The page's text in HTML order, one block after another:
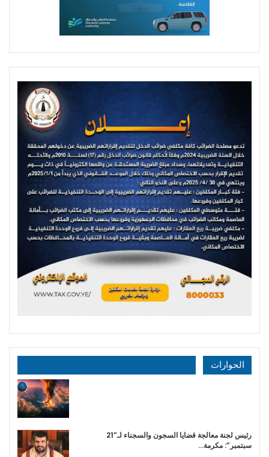
الحوارات
رئيس لجنة معالجة قضايا السجون والسجناء لـ”21
سبتمبر”: مكرمة…